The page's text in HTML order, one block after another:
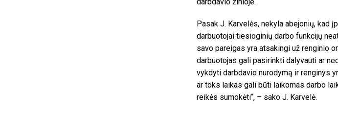
darbdavio žinioje.
Pasak J. Karvelės, nekyla abejonių, kad
darbuotojai tiesioginių darbo funkcijų
savo pareigas yra atsakingi už renginio
darbuotojas gali pasirinkti dalyvauti ar
vykdyti darbdavio nurodymą ir renginys
ar toks laikas gali būti laikomas darbo
reikės sumokėti“, – sako J. Karvelė.